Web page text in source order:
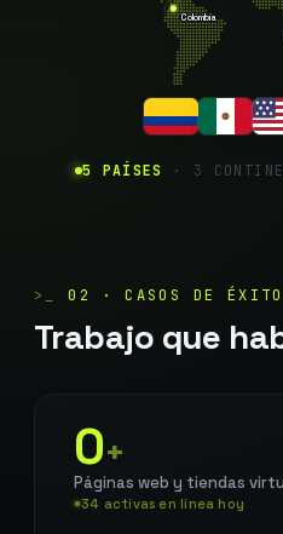
Colombia
5 PAÍSES · 3
>_02 · CASOS DE ÉXITO
Trabajo que
0+
Páginas web y tiendas
34 activas en línea hoy